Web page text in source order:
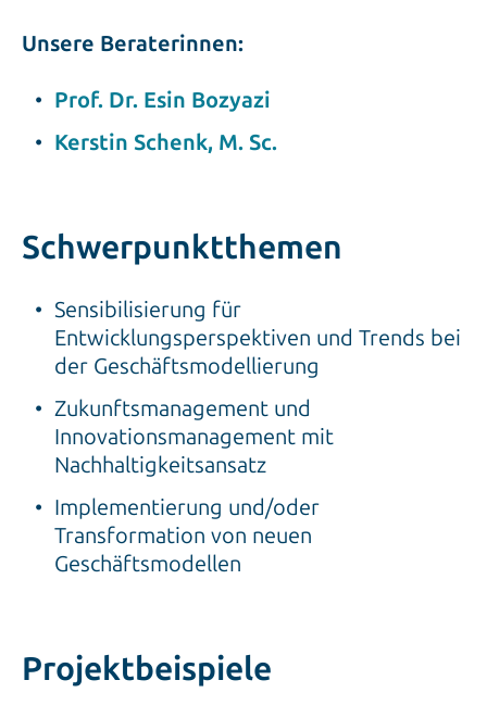
Unsere Beraterinnen:
Prof. Dr. Esin Bozyazi
Kerstin Schenk, M. Sc.
Schwerpunktthemen
Sensibilisierung für
Entwicklungsperspektiven und Trends bei
der Geschäftsmodellierung
Zukunftsmanagement und
Innovationsmanagement mit
Nachhaltigkeitsansatz
Implementierung und/oder
Transformation von neuen
Geschäftsmodellen
Projektbeispiele